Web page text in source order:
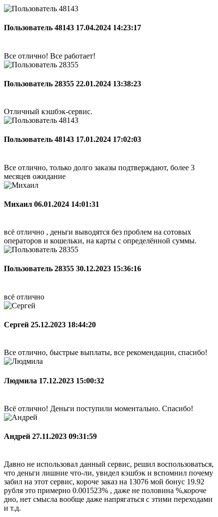
Пользователь 48143 17.04.2024 14:23:17
Все отлично! Все работает!
Пользователь 28355 22.01.2024 13:38:23
Отличный кэшбэк-сервис.
Пользователь 48143 17.01.2024 17:02:03
Все отлично, только долго заказы подтверждают, более 3
месяцев ожидание
Михаил 06.01.2024 14:01:31
всё отлично , деньги выводятся без проблем на сотовых
операторов и кошельки, на карты с определённой суммы.
Пользователь 28355 30.12.2023 15:36:16
всё отлично
Сергей 25.12.2023 18:44:20
Все отлично, быстрые выплаты, все рекомендации, спасибо!
Людмила 17.12.2023 15:00:32
Всё отлично! Деньги поступили моментально. Спасибо!
Андрей 27.11.2023 09:31:59
Давно не использовал данный сервис, решил воспользоваться,
что деньги лишние что-ли, увидел кэшбэк и вспомнил почему
забил на этот сервис, короче заказ на 13076 мой бонус 19.92
рубля это примерно 0.001523% , даже не половина %,короче
дно, нет смысла вообще даже напрягаться с этими переходами
и т.д.